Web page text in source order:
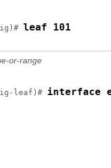
leaf 101
or-range
leaf)# interface